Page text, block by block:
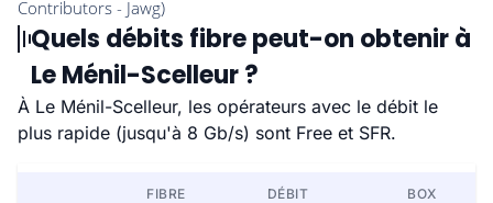
Quels débits fibre peut-on obtenir à
Le Ménil-Scelleur ?
À Le Ménil-Scelleur, les opérateurs avec le débit le
plus rapide (jusqu'à 8 Gb/s) sont Free et SFR.
FIBRE
DÉBIT
BOX